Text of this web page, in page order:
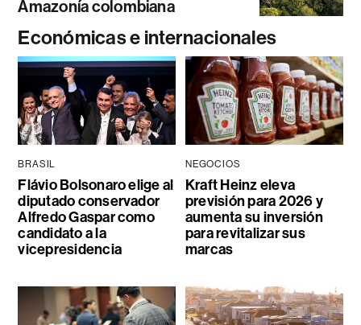
Amazonía colombiana
Económicas e internacionales
BRASIL
Flávio Bolsonaro elige al
diputado conservador
Alfredo Gaspar como
candidato a la
vicepresidencia
NEGOCIOS
Kraft Heinz eleva
previsión para 2026 y
aumenta su inversión
para revitalizar sus
marcas